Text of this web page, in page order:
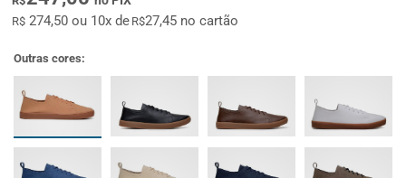
R$ 274,50 ou 10x deR$27,45 no cartão
Outras cores: